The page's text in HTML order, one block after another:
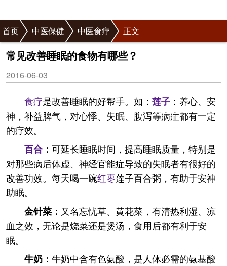
首页 中医保健 中医食疗 正文
常见改善睡眠的食物有哪些？
2016-06-03
食疗是改善睡眠的好帮手。如： 莲子 ：养心、安
神，补益脾气，对心悸、失眠、腹泻等病症都有一定
的疗效。
百合 ： 可延长睡眠时间，提高睡眠质量，特别是
对那些病后体虚、神经官能症导致的失眠者有很好的
改善功效。每天喝一碗红枣莲子百合粥，有助于安神
助眠。
金针菜： 又名忘忧草、黄花菜，有清热利湿、凉
血之效，无论是烧菜还是煲汤，食用后都有利于安
眠。
牛奶： 牛奶中含有色氨酸，是人体必需的氨基酸